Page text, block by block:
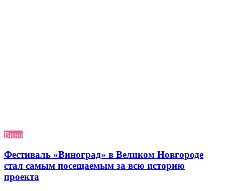
Вино
Фестиваль «Виноград» в Великом Новгороде
стал самым посещаемым за всю историю
проекта